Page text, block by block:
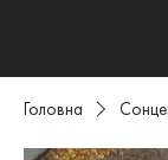
Головна